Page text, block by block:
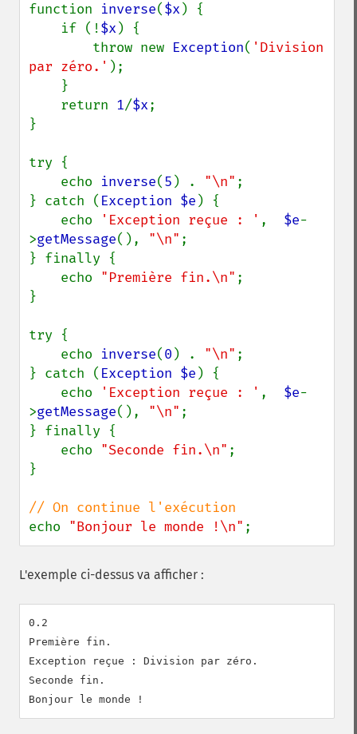
function inverse($x ) {
    if (!
$x ) {
        throw new
Exception( 'Division
par zéro.' );
    return
1/$x;
}
try {
    echo
inverse(5 ) . "\n" ;
} catch ( Exception $e ) {
    echo
'Exception reçue : ' , $e-
>getMessage(), "\n" ;
} finally {
    echo
"Première fin.\n" ;
}
try {
    echo
inverse(0 ) . "\n" ;
} catch ( Exception $e ) {
    echo
'Exception reçue : ' , $e-
>getMessage(), "\n" ;
} finally {
    echo
"Seconde fin.\n" ;
}
echo "Bonjour le monde !\n" ;
L'exemple ci-dessus va afficher :
0.2
Première fin.
Exception reçue : Division par zéro.
Seconde fin.